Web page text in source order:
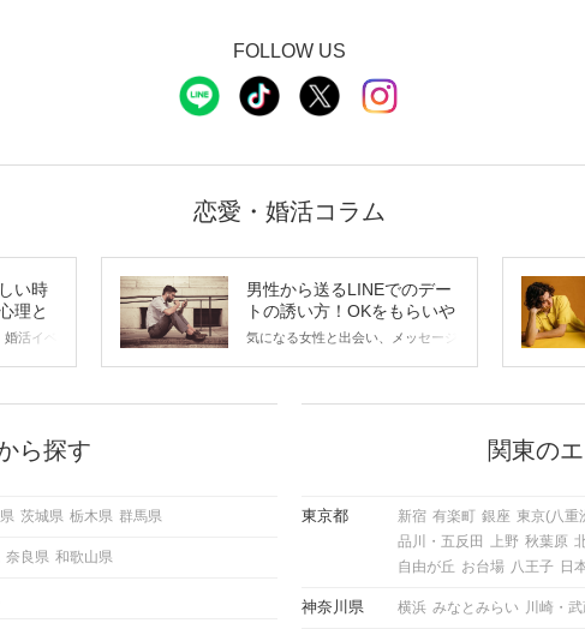
FOLLOW US
恋愛・婚活コラム
い時
理と
活イベ
めようと
を求めて
かけて欲
ントで実
ご紹介
男性から送るLINEでのデー
トの誘い方！OKをもらいや
すいメッセージのコツは？
気になる女性と出会い、メッセージ
も混じえながら解説するので、ぜひ
ら探す
茨城県 栃木県 群馬県
奈良県 和歌山県
関東の
東京都 新宿 有楽町 銀座 東京(八重
品川・五反田
上野 秋葉原
自由が丘 お台場 八王子 日
神奈川県 横浜 みなとみらい 川崎・